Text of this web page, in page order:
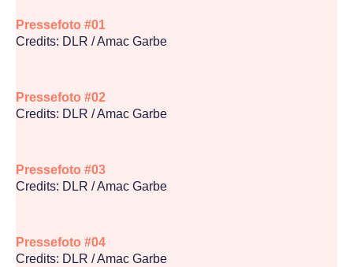
Pressefoto #01
Credits: DLR / Amac Garbe
Pressefoto #02
Credits: DLR / Amac Garbe
Pressefoto #03
Credits: DLR / Amac Garbe
Pressefoto #04
Credits: DLR / Amac Garbe